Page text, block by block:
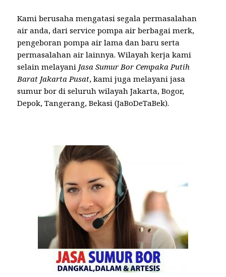
Kami berusaha mengatasi segala permasalahan
air anda, dari service pompa air berbagai merk,
pengeboran pompa air lama dan baru serta
permasalahan air lainnya. Wilayah kerja kami
selain melayani Jasa Sumur Bor Cempaka Putih
Barat Jakarta Pusat, kami juga melayani jasa
sumur bor di seluruh wilayah Jakarta, Bogor,
Depok, Tangerang, Bekasi (JaBoDeTaBek).